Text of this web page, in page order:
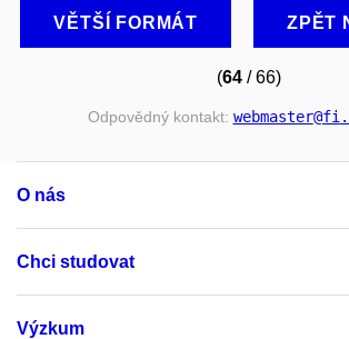
VĚTŠÍ FORMÁT ZPĚT
(64 / 66)
Odpovědný kontakt: webmaster@fi
O nás
Chci studovat
Výzkum